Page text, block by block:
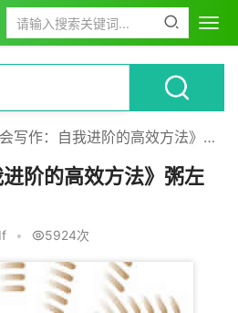
作：自我进阶的高效方法》粥左罗/写作生存技能
进阶的高效方法》粥左
• 5924次